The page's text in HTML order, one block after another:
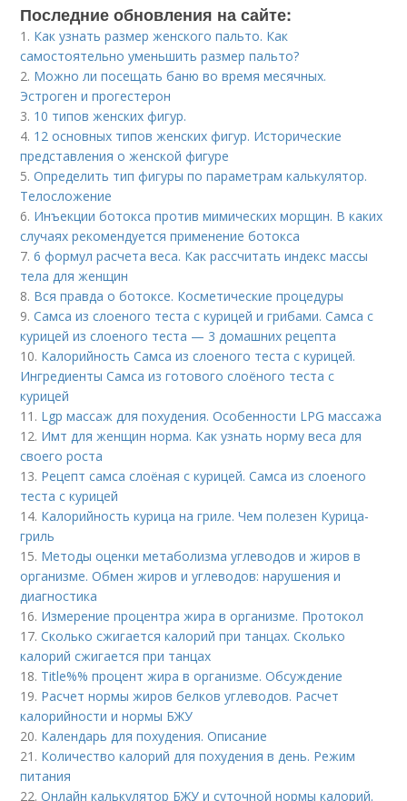
Последние обновления на сайте:
1. Как узнать размер женского пальто. Как
самостоятельно уменьшить размер пальто?
2. Можно ли посещать баню во время месячных.
Эстроген и прогестерон
3. 10 типов женских фигур.
4. 12 основных типов женских фигур. Исторические
представления о женской фигуре
5.Определить тип фигуры по параметрам калькулятор.
Телосложение
6. Инъекции ботокса против мимических морщин. В каких
случаях рекомендуется применение ботокса
7.6 формул расчета веса. Как рассчитать индекс массы
тела для женщин
8. Вся правда о ботоксе. Косметические процедуры
9.Самса из слоеного теста с курицей и грибами. Самса с
курицей из слоеного теста — 3 домашних рецепта
10. Калорийность Самса из слоеного теста с курицей.
Ингредиенты Самса из готового слоёного теста с
курицей
11. Lgp массаж для похудения. Особенности LPG массажа
12. Имт для женщин норма. Как узнать норму веса для
своего роста
13. Рецепт самса слоёная с курицей. Самса из слоеного
теста с курицей
14. Калорийность курица на гриле. Чем полезен Курица-
гриль
15. Методы оценки метаболизма углеводов и жиров в
организме. Обмен жиров и углеводов: нарушения и
диагностика
16. Измерение процентра жира в организме. Протокол
17.Сколько сжигается калорий при танцах. Сколько
калорий сжигается при танцах
18. Title%% процент жира в организме. Обсуждение
19. Расчет нормы жиров белков углеводов. Расчет
калорийности и нормы БЖУ
20. Календарь для похудения. Описание
21. Количество калорий для похудения в день. Режим
питания
22.Онлайн калькулятор БЖУ и суточной нормы калорий.